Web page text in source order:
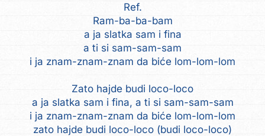
Ref.
Ram-ba-ba-bam
a ja slatka sam i fina
a ti si sam-sam-sam
i ja znam-znam-znam da biće lom-lom-lom
Zato hajde budi loco-loco
a ja slatka sam i fina, a ti si sam-sam-sam
i ja znam-znam-znam da biće lom-lom-lom
zato hajde budi loco-loco (budi loco-loco)